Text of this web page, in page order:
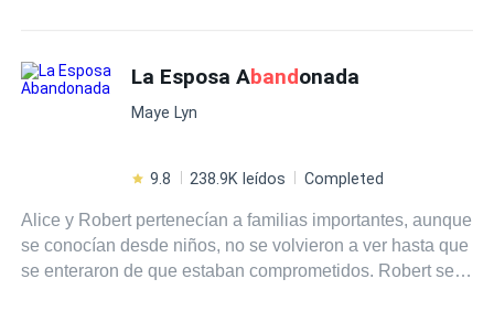
condición terminal, me aguanté todo esto. Pero fue
demasiado lejos cuando intentó quitarme el brazalete de
jade blanco que heredé de mi madre fallecida. ¡Eso era el
subasta, mi ex prometido, protegiéndola, siguió
dólares. Mi familia me había dejado sin recursos, así que
solo pude ver con dolor cómo esta reliquia familiar caía
en manos de esa pareja traicionera... De repente, una voz
La Esposa Abandonada
Maye Lyn
9.8 238.9K leídos Completed
Alice y Robert pertenecían a familias importantes, aunque
se conocían desde niños, no se volvieron a ver hasta que
se enteraron de que estaban comprometidos. Robert se